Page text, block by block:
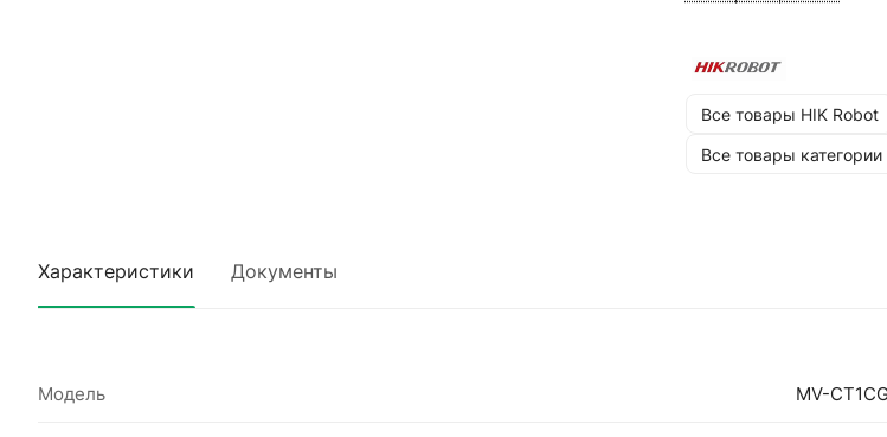
Все товары HIK Robot
Все товары категории
Характеристики Документы
Модель MV-